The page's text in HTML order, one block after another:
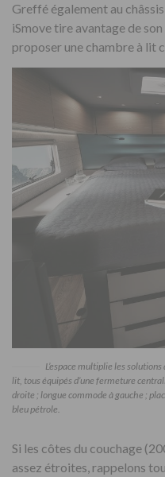
Greffé également au
iSmove tire avantage de
proposer une chambre à lit
L’espace multiplie les
lit, tous équipés d’une fermeture
droite ; longue commode à gauche ;
bleu pétrole.
Si les côtes du couchage
assez étroites, rappelons